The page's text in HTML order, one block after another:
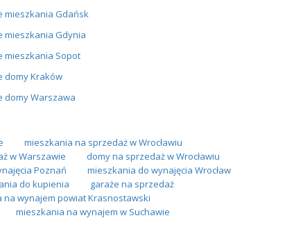
mieszkania Gdańsk
mieszkania Gdynia
mieszkania Sopot
domy Kraków
domy Warszawa
mieszkania na sprzedaż w Wrocławiu
w Warszawie
domy na sprzedaż w Wrocławiu
Poznań
mieszkania do wynajęcia Wrocław
do kupienia
garaże na sprzedaż
na wynajem powiat Krasnostawski
mieszkania na wynajem w Suchawie